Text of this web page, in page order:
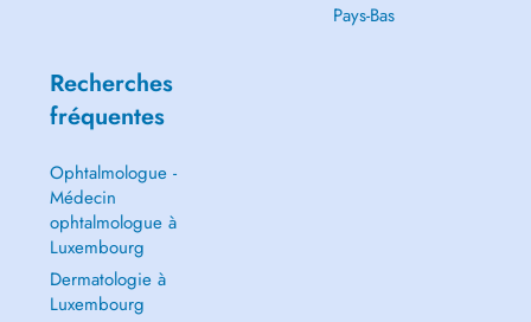
Pays-Bas
Recherches
fréquentes
Ophtalmologue -
Médecin
ophtalmologue à
Luxembourg
Dermatologie à
Luxembourg